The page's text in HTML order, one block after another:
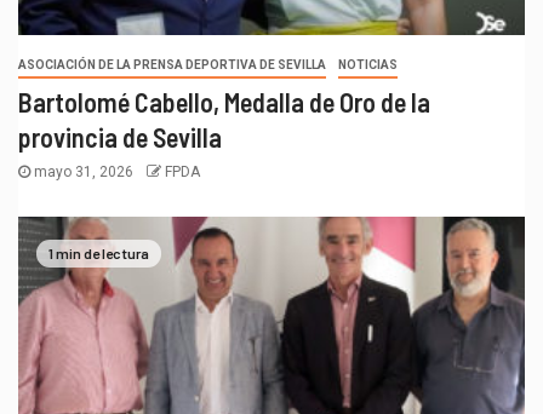
ASOCIACIÓN DE LA PRENSA DEPORTIVA DE SEVILLA NOTICIAS
Bartolomé Cabello, Medalla de Oro de la
provincia de Sevilla
mayo 31, 2026 FPDA
1 min de lectura